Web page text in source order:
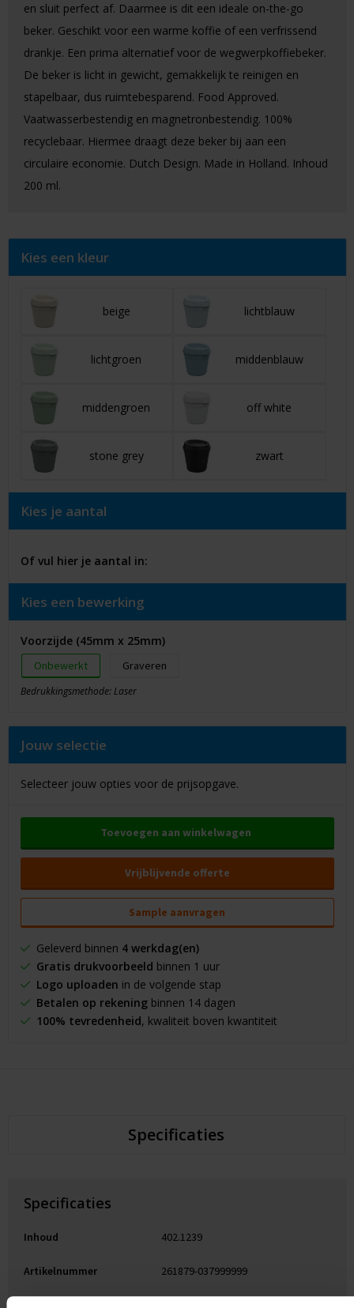
en sluit perfect af. Daarmee is dit een ideale on-the-go
beker. Geschikt voor een warme koffie of een verfrissend
drankje. Een prima alternatief voor de wegwerpkoffiebeker.
De beker is licht in gewicht, gemakkelijk te reinigen en
stapelbaar, dus ruimtebesparend. Food Approved.
Vaatwasserbestendig en magnetronbestendig. 100%
recyclebaar. Hiermee draagt deze beker bij aan een
circulaire economie. Dutch Design. Made in Holland. Inhoud
200 ml.
Kies een kleur
beige lichtblauw
lichtgroen middenblauw
middengroen off white
stone grey zwart
Kies je aantal
Of vul hier je aantal in:
Kies een bewerking
Voorzijde (45mm x 25mm)
Onbewerkt Graveren
Bedrukkingsmethode: Laser
Jouw selectie
Selecteer jouw opties voor de prijsopgave.
Toevoegen aan winkelwagen
Vrijblijvende offerte
Sample aanvragen
Geleverd binnen 4 werkdag(en)
Gratis drukvoorbeeld binnen 1 uur
Logo uploaden in de volgende stap
Betalen op rekeningbinnen 14 dagen
100% tevredenheid, kwaliteit boven kwantiteit
Specificaties
Specificaties
Inhoud 402.1239
Artikelnummer 261879-037999999